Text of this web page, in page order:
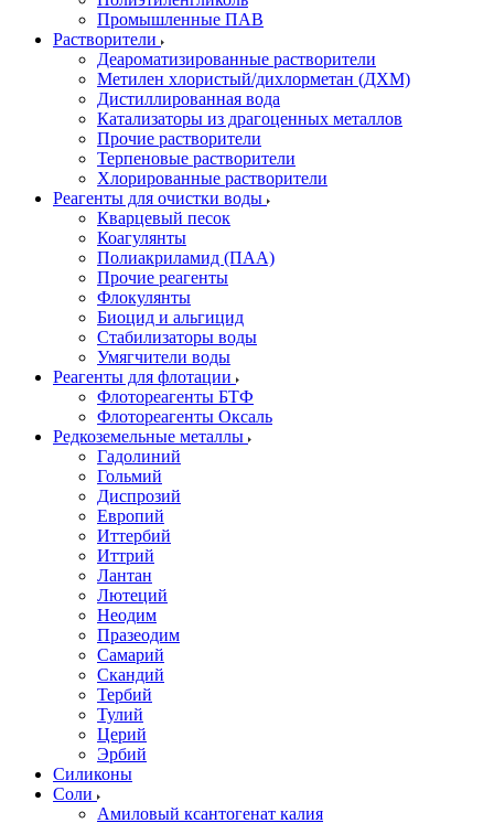
Промышленные ПАВ
Растворители
Деароматизированные растворители
Метилен хлористый/дихлорметан (ДХМ)
Дистиллированная вода
Катализаторы из драгоценных металлов
Прочие растворители
Терпеновые растворители
Хлорированные растворители
Реагенты для очистки воды
Кварцевый песок
Коагулянты
Полиакриламид (ПАА)
Прочие реагенты
Флокулянты
Биоцид и альгицид
Стабилизаторы воды
Умягчители воды
Реагенты для флотации
Флотореагенты БТФ
Флотореагенты Оксаль
Редкоземельные металлы
Гадолиний
Гольмий
Диспрозий
Европий
Иттербий
Иттрий
Лантан
Лютеций
Неодим
Празеодим
Самарий
Скандий
Тербий
Тулий
Церий
Эрбий
Силиконы
Соли
Амиловый ксантогенат калия